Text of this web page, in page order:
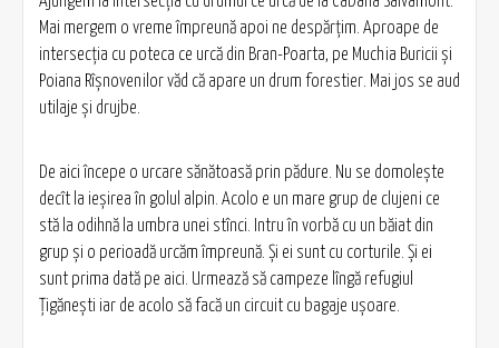
Mai mergem o vreme împreună apoi ne despărțim. Aproape de
intersecția cu poteca ce urcă din Bran-Poarta, pe Muchia Buricii și
Poiana Rîșnovenilor văd că apare un drum forestier. Mai jos se aud
utilaje și drujbe.
De aici începe o urcare sănătoasă prin pădure. Nu se domolește
decît la ieșirea în golul alpin. Acolo e un mare grup de clujeni ce
stă la odihnă la umbra unei stînci. Intru în vorbă cu un băiat din
grup și o perioadă urcăm împreună. Și ei sunt cu corturile. Și ei
sunt prima dată pe aici. Urmează să campeze lîngă refugiul
Țigănești iar de acolo să facă un circuit cu bagaje ușoare.